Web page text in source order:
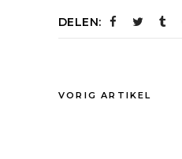
DELEN:
VORIG ARTIKEL